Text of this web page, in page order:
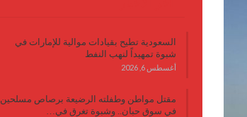
السعودية تطيح بقيادات موالية للإمارات في
شبوة تمهيداً لنهب النفط
أغسطس 6, 2026
مقتل مواطن وطفلته الرضيعة برصاص مسلحين
في سوق حبان.. وشبوة تغرق في…